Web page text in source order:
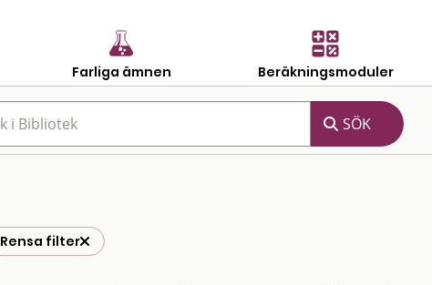
Farliga ämnen Beräkningsmoduler
Rensa filter